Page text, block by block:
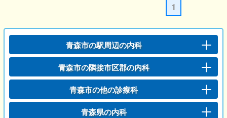
1
青森市の駅周辺の内科
青森市の隣接市区郡の内科
青森市の他の診療科
青森県の内科